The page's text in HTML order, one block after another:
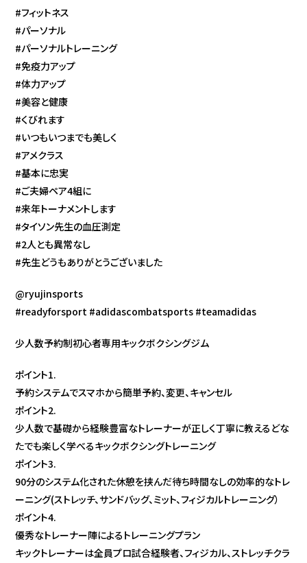
#フィットネス
#パーソナル
#パーソナルトレーニング
#免疫力アップ
#体力アップ
#美容と健康
#くびれます
#いつもいつまでも美しく
#アメクラス
#基本に忠実
#ご夫婦ペア4組に
#来年トーナメントします
#タイソン先生の血圧測定
#2人とも異常なし
#先生どうもありがとうございました
@ryujinsports
#readyforsport #adidascombatsports #teamadidas
少人数予約制初心者専用キックボクシングジム
ポイント1.
予約システムでスマホから簡単予約、変更、キャンセル
ポイント2.
少人数で基礎から経験豊富なトレーナーが正しく丁寧に教えるどな
たでも楽しく学べるキックボクシングトレーニング
ポイント3.
90分のシステム化された休憩を挟んだ待ち時間なしの効率的なトレ
ーニング(ストレッチ、サンドバッグ、ミット、フィジカルトレーニング）
ポイント4.
優秀なトレーナー陣によるトレーニングプラン
キックトレーナーは全員プロ試合経験者、フィジカル、ストレッチクラ